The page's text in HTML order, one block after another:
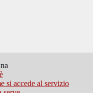
si accede al servizio